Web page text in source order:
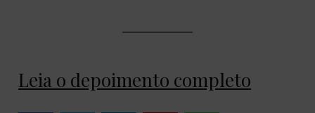
Leia o depoimento completo